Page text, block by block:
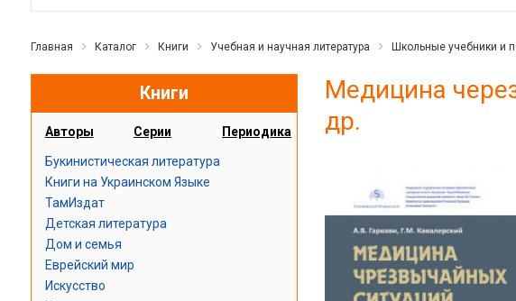
Главная Каталог Книги Учебная и научная литература Школьные учебники и
Книги
Авторы Серии Периодика
Букинистическая литература
Книги на Украинском Языке
ТамИздат
Детская литература
Дом и семья
Еврейский мир
Искусство
Медицина
др.